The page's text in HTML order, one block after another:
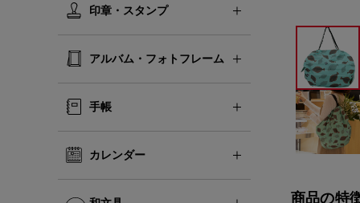
印章・スタンプ
アルバム・フォトフレーム
手帳
カレンダー
商品の特